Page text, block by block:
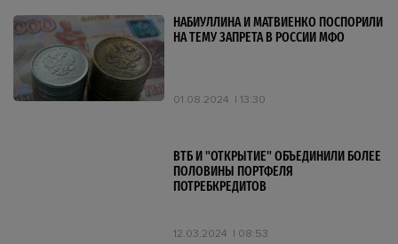
НАБИУЛЛИНА И МАТВИЕНКО ПОСПОРИЛИ
НА ТЕМУ ЗАПРЕТА В РОССИИ МФО
01.08.2024 13:30
ВТБ И "ОТКРЫТИЕ" ОБЪЕДИНИЛИ БОЛЕЕ
ПОЛОВИНЫ ПОРТФЕЛЯ
ПОТРЕБКРЕДИТОВ
12.03.2024 08:53